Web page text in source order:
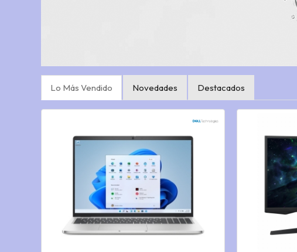
Lo Más Vendido Novedades Destacados